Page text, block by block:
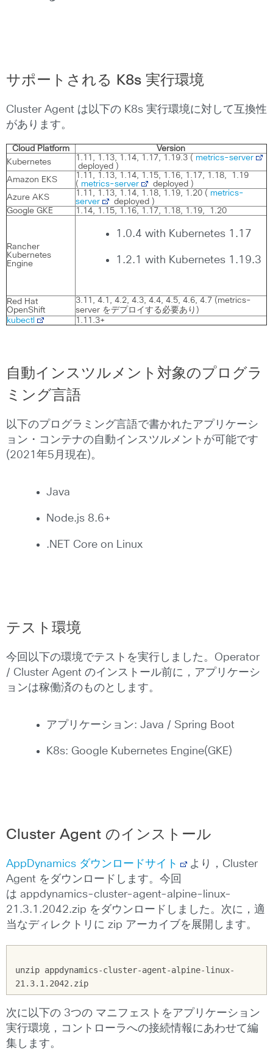
サポートされる K8s 実行環境
Cluster Agent は以下の K8s 実行環境に対して互換性
があります。
Cloud Platform
Version
Kubernetes
1.11, 1.13, 1.14, 1.17, 1.19.3 ( metrics-server
deployed )
Amazon EKS
1.11, 1.13, 1.14, 1.15, 1.16, 1.17, 1.18, 1.19
( metrics-server
deployed )
Azure AKS
1.11, 1.13, 1.14, 1.18, 1.19, 1.20 ( metrics-
server
deployed )
Google GKE
1.14, 1.15, 1.16, 1.17, 1.18, 1.19, 1.20
Rancher
Kubernetes
Engine
1.0.4 with Kubernetes 1.17
1.2.1 with Kubernetes 1.19.3
Red Hat
OpenShift
3.11, 4.1, 4.2, 4.3, 4.4, 4.5, 4.6, 4.7 (metrics-
server をデプロイする必要あり)
kubectl
1.11.3+
自動インスツルメント対象のプログラ
ミング言語
以下のプログラミング言語で書かれたアプリケーシ
ョン・コンテナの自動インスツルメントが可能です
(2021年5月現在)。
Java
Node.js 8.6+
.NET Core on Linux
テスト環境
今回以下の環境でテストを実行しました。Operator
/ Cluster Agent のインストール前に，アプリケーシ
ョンは稼働済のものとします。
アプリケーション: Java / Spring Boot
K8s: Google Kubernetes Engine(GKE)
Cluster Agent のインストール
AppDynamics ダウンロードサイト
より，Cluster
Agent をダウンロードします。今回
は appdynamics-cluster-agent-alpine-linux-
21.3.1.2042.zip をダウンロードしました。次に，適
当なディレクトリに zip アーカイブを展開します。
unzip appdynamics-cluster-agent-alpine-linux-
次に以下の 3つの マニフェストをアプリケーション
実行環境，コントローラへの接続情報にあわせて編
集します。